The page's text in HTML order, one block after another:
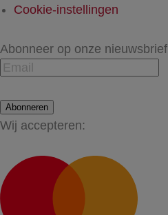
Cookie-instellingen
Abonneer op onze nieuwsbrief
Abonneren
Wij accepteren: